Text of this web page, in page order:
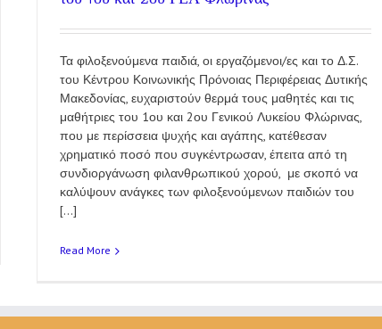
Τα φιλοξενούμενα παιδιά, οι εργαζόμενοι/ες και το Δ.Σ.
του Κέντρου Κοινωνικής Πρόνοιας Περιφέρειας Δυτικής
Μακεδονίας, ευχαριστούν θερμά τους μαθητές και τις
μαθήτριες του 1ου και 2ου Γενικού Λυκείου Φλώρινας,
που με περίσσεια ψυχής και αγάπης, κατέθεσαν
χρηματικό ποσό που συγκέντρωσαν, έπειτα από τη
συνδιοργάνωση φιλανθρωπικού χορού, με σκοπό να
καλύψουν ανάγκες των φιλοξενούμενων παιδιών του
[...]
Read More